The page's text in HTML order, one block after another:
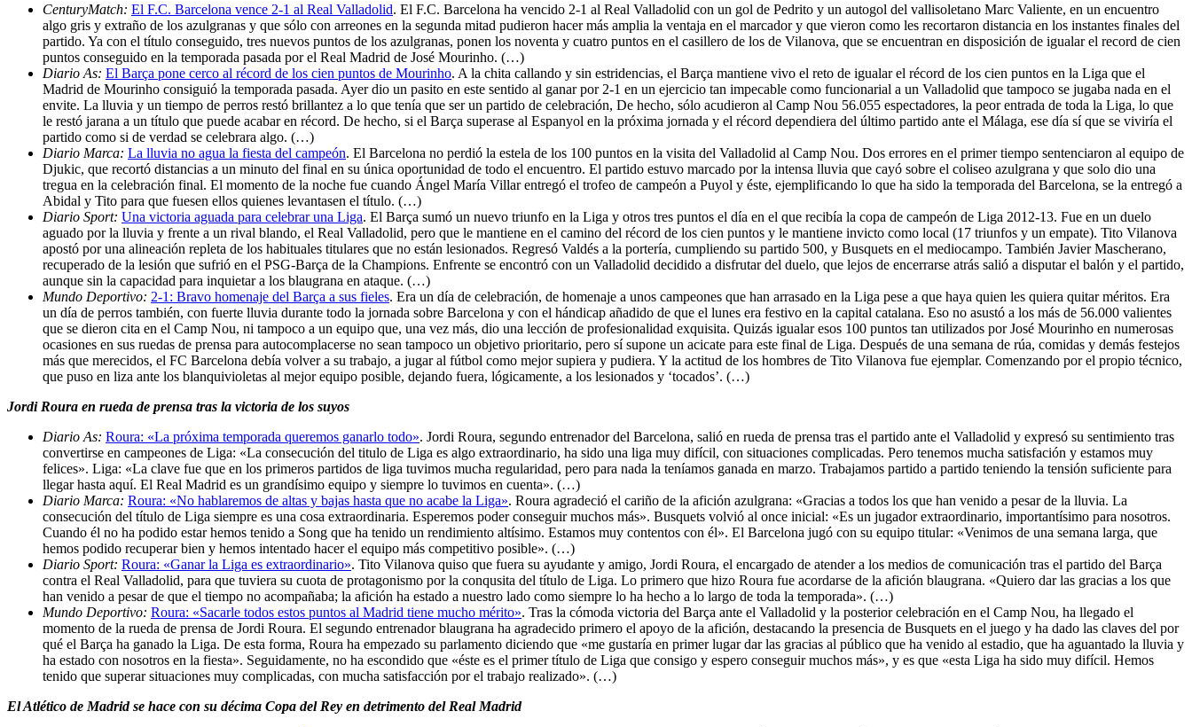
CenturyMatch: El F.C. Barcelona vence 2-1 al Real Valladolid. El F.C. Barcelona ha vencido 2-1 al Real Valladolid con un gol de Pedrito y un autogol del vallisoletano Marc Valiente, en un encuentro
algo gris y extraño de los azulgranas y que sólo con arreones en la segunda mitad pudieron hacer más amplia la ventaja en el marcador y que vieron como les recortaron distancia en los instantes finales del
partido. Ya con el título conseguido, tres nuevos puntos de los azulgranas, ponen los noventa y cuatro puntos en el casillero de los de Vilanova, que se encuentran en disposición de igualar el record de cien
puntos conseguido en la temporada pasada por el Real Madrid de José Mourinho. (…)
Diario As: El Barça pone cerco al récord de los cien puntos de Mourinho. A la chita callando y sin estridencias, el Barça mantiene vivo el reto de igualar el récord de los cien puntos en la Liga que el
Madrid de Mourinho consiguió la temporada pasada. Ayer dio un pasito en este sentido al ganar por 2-1 en un ejercicio tan impecable como funcionarial a un Valladolid que tampoco se jugaba nada en el
envite. La lluvia y un tiempo de perros restó brillantez a lo que tenía que ser un partido de celebración, De hecho, sólo acudieron al Camp Nou 56.055 espectadores, la peor entrada de toda la Liga, lo que
le restó jarana a un título que puede acabar en récord. De hecho, si el Barça superase al Espanyol en la próxima jornada y el récord dependiera del último partido ante el Málaga, ese día sí que se viviría el
partido como si de verdad se celebrara algo. (…)
Diario Marca: La lluvia no agua la fiesta del campeón. El Barcelona no perdió la estela de los 100 puntos en la visita del Valladolid al Camp Nou. Dos errores en el primer tiempo sentenciaron al equipo de
Djukic, que recortó distancias a un minuto del final en su única oportunidad de todo el encuentro. El partido estuvo marcado por la intensa lluvia que cayó sobre el coliseo azulgrana y que solo dio una
tregua en la celebración final. El momento de la noche fue cuando Ángel María Villar entregó el trofeo de campeón a Puyol y éste, ejemplificando lo que ha sido la temporada del Barcelona, se la entregó a
Abidal y Tito para que fuesen ellos quienes levantasen el título. (…)
Diario Sport: Una victoria aguada para celebrar una Liga. El Barça sumó un nuevo triunfo en la Liga y otros tres puntos el día en el que recibía la copa de campeón de Liga 2012-13. Fue en un duelo
aguado por la lluvia y frente a un rival blando, el Real Valladolid, pero que le mantiene en el camino del récord de los cien puntos y le mantiene invicto como local (17 triunfos y un empate). Tito Vilanova
apostó por una alineación repleta de los habituales titulares que no están lesionados. Regresó Valdés a la portería, cumpliendo su partido 500, y Busquets en el mediocampo. También Javier Mascherano,
recuperado de la lesión que sufrió en el PSG-Barça de la Champions. Enfrente se encontró con un Valladolid decidido a disfrutar del duelo, que lejos de encerrarse atrás salió a disputar el balón y el partido,
aunque sin la capacidad para inquietar a los blaugrana en ataque. (…)
Mundo Deportivo: 2-1: Bravo homenaje del Barça a sus fieles. Era un día de celebración, de homenaje a unos campeones que han arrasado en la Liga pese a que haya quien les quiera quitar méritos. Era
un día de perros también, con fuerte lluvia durante todo la jornada sobre Barcelona y con el hándicap añadido de que el lunes era festivo en la capital catalana. Eso no asustó a los más de 56.000 valientes
que se dieron cita en el Camp Nou, ni tampoco a un equipo que, una vez más, dio una lección de profesionalidad exquisita. Quizás igualar esos 100 puntos tan utilizados por José Mourinho en numerosas
ocasiones en sus ruedas de prensa para autocomplacerse no sean tampoco un objetivo prioritario, pero sí supone un acicate para este final de Liga. Después de una semana de rúa, comidas y demás festejos
más que merecidos, el FC Barcelona debía volver a su trabajo, a jugar al fútbol como mejor supiera y pudiera. Y la actitud de los hombres de Tito Vilanova fue ejemplar. Comenzando por el propio técnico,
que puso en liza ante los blanquivioletas al mejor equipo posible, dejando fuera, lógicamente, a los lesionados y ‘tocados’. (…)
Jordi Roura en rueda de prensa tras la victoria de los suyos
Diario As: Roura: «La próxima temporada queremos ganarlo todo». Jordi Roura, segundo entrenador del Barcelona, salió en rueda de prensa tras el partido ante el Valladolid y expresó su sentimiento tras
convertirse en campeones de Liga: «La consecución del titulo de Liga es algo extraordinario, ha sido una liga muy difícil, con situaciones complicadas. Pero tenemos mucha satisfación y estamos muy
felices». Liga: «La clave fue que en los primeros partidos de liga tuvimos mucha regularidad, pero para nada la teníamos ganada en marzo. Trabajamos partido a partido teniendo la tensión suficiente para
llegar hasta aquí. El Real Madrid es un grandísimo equipo y siempre lo tuvimos en cuenta». (…)
Diario Marca: Roura: «No hablaremos de altas y bajas hasta que no acabe la Liga». Roura agradeció el cariño de la afición azulgrana: «Gracias a todos los que han venido a pesar de la lluvia. La
consecución del título de Liga siempre es una cosa extraordinaria. Esperemos poder conseguir muchos más». Busquets volvió al once inicial: «Es un jugador extraordinario, importantísimo para nosotros.
Cuando él no ha podido estar hemos tenido a Song que ha tenido un rendimiento altísimo. Estamos muy contentos con él». El Barcelona jugó con su equipo titular: «Venimos de una semana larga, que
hemos podido recuperar bien y hemos intentado hacer el equipo más competitivo posible». (…)
Diario Sport: Roura: «Ganar la Liga es extraordinario». Tito Vilanova quiso que fuera su ayudante y amigo, Jordi Roura, el encargado de atender a los medios de comunicación tras el partido del Barça
contra el Real Valladolid, para que tuviera su cuota de protagonismo por la conqusita del título de Liga. Lo primero que hizo Roura fue acordarse de la afición blaugrana. «Quiero dar las gracias a los que
han venido a pesar de que el tiempo no acompañaba; la afición ha estado a nuestro lado como siempre lo ha hecho a lo largo de toda la temporada». (…)
Mundo Deportivo: Roura: «Sacarle todos estos puntos al Madrid tiene mucho mérito». Tras la cómoda victoria del Barça ante el Valladolid y la posterior celebración en el Camp Nou, ha llegado el
momento de la rueda de prensa de Jordi Roura. El segundo entrenador blaugrana ha agradecido primero el apoyo de la afición, destacando la presencia de Busquets en el juego y ha dado las claves del por
qué el Barça ha ganado la Liga. De esta forma, Roura ha empezado su parlamento diciendo que «me gustaría en primer lugar dar las gracias al público que ha venido al estadio, que ha aguantado la lluvia y
ha estado con nosotros en la fiesta». Seguidamente, no ha escondido que «éste es el primer título de Liga que consigo y espero conseguir muchos más», y es que «esta Liga ha sido muy difícil. Hemos
tenido que superar situaciones muy complicadas, con mucha satisfacción por el trabajo realizado». (…)
El Atlético de Madrid se hace con su décima Copa del Rey en detrimento del Real Madrid